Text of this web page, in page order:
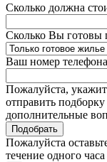
Сколько должна
Сколько Вы готовы
Ваш номер телефона
Пожалуйста,
отправить
дополнительные
Пожалуйста
течение одного часа